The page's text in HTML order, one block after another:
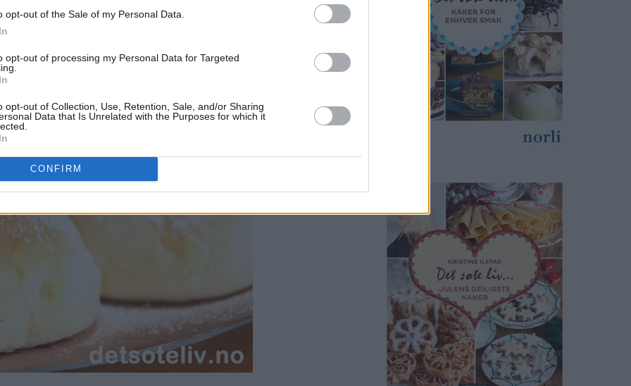
opt-out of the Sale of my Personal Data.
opt-out of processing my Personal Data for Targeted
opt-out of Collection, Use, Retention, Sale, and/or Sharing
Data that Is Unrelated with the Purposes for which it
CONFIRM